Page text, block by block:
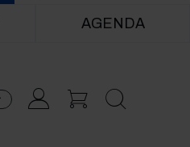
AGENDA